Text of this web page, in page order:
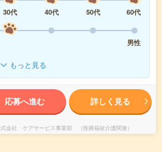
30代 40代 50代
60代
男性
もっと見る
応募へ進む 詳しく見る
会社 ケアサービス事業部 （医療福祉介護関連）